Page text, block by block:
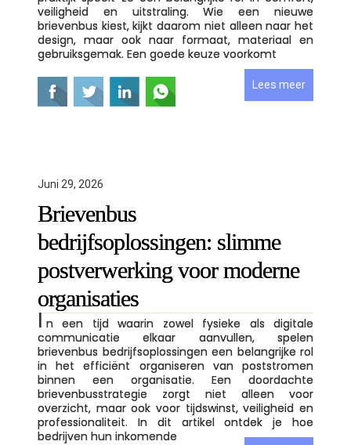
veiligheid en uitstraling. Wie een nieuwe
brievenbus kiest, kijkt daarom niet alleen naar het
design, maar ook naar formaat, materiaal en
gebruiksgemak. Een goede keuze voorkomt
Lees meer
Juni 29, 2026
Brievenbus
bedrijfsoplossingen: slimme
postverwerking voor moderne
organisaties
I n een tijd waarin zowel fysieke als digitale
communicatie elkaar aanvullen, spelen
brievenbus bedrijfsoplossingen een belangrijke rol
in het efficiënt organiseren van poststromen
binnen een organisatie. Een doordachte
brievenbusstrategie zorgt niet alleen voor
overzicht, maar ook voor tijdswinst, veiligheid en
professionaliteit. In dit artikel ontdek je hoe
bedrijven hun inkomende